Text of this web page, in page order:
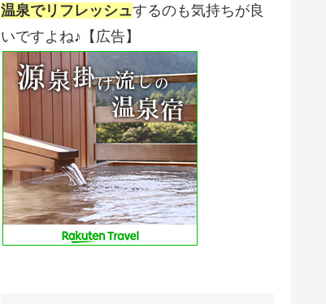
温泉でリフレッシュするのも気持ちが良
いですよね♪【広告】